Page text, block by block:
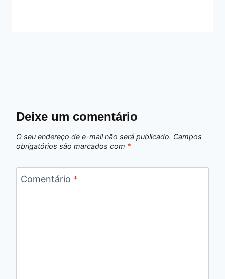
Deixe um comentário
O seu endereço de e-mail não será publicado. Campos
obrigatórios são marcados com *
Comentário *